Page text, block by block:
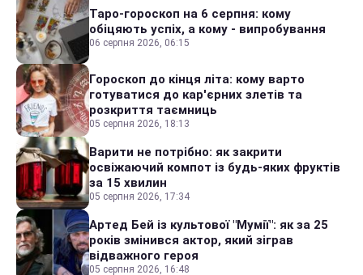
Таро-гороскоп на 6 серпня: кому
обіцяють успіх, а кому - випробування
06 серпня 2026, 06:15
Гороскоп до кінця літа: кому варто
готуватися до кар'єрних злетів та
розкриття таємниць
05 серпня 2026, 18:13
Варити не потрібно: як закрити
освіжаючий компот із будь-яких фруктів
за 15 хвилин
05 серпня 2026, 17:34
Артед Бей із культової "Мумії": як за 25
років змінився актор, який зіграв
відважного героя
05 серпня 2026, 16:48